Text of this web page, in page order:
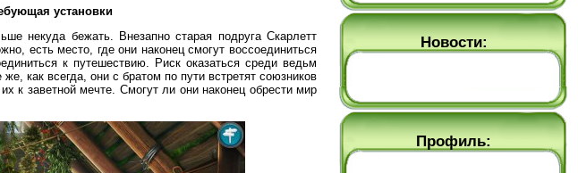
установки
некуда бежать. Внезапно старая подруга Скарлетт
есть место, где они наконец смогут воссоединиться
к путешествию. Риск оказаться среди ведьм
как всегда, они с братом по пути встретят союзников
к заветной мечте. Смогут ли они наконец обрести мир
Новости:
Профиль: